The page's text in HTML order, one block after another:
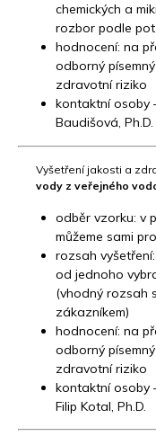
chemických a
rozbor podle
hodnocení: na
odborný
zdravotní riziko
kontaktní osoby
Baudišová, Ph.D.
Vyšetření jakosti a
vody z veřejného
odběr vzorku: v
můžeme sami
rozsah
od jednoho
(vhodný rozsah
zákazníkem)
hodnocení: na
odborný
zdravotní riziko
kontaktní osoby
Filip Kotal, Ph.D.